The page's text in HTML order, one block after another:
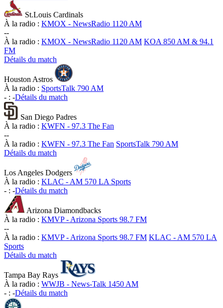
St.Louis Cardinals
À la radio : KMOX - NewsRadio 1120 AM
--
À la radio : KMOX - NewsRadio 1120 AM KOA 850 AM & 94.1
FM
Détails du match
Houston Astros
À la radio : SportsTalk 790 AM
- : -Détails du match
San Diego Padres
À la radio : KWFN - 97.3 The Fan
--
À la radio : KWFN - 97.3 The Fan SportsTalk 790 AM
Détails du match
Los Angeles Dodgers
À la radio : KLAC - AM 570 LA Sports
- : -Détails du match
Arizona Diamondbacks
À la radio : KMVP - Arizona Sports 98.7 FM
--
À la radio : KMVP - Arizona Sports 98.7 FM KLAC - AM 570 LA
Sports
Détails du match
Tampa Bay Rays
À la radio : WWJB - News-Talk 1450 AM
- : -Détails du match